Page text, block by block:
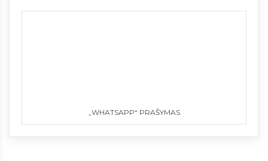
„WHATSAPP“ PRAŠYMAS